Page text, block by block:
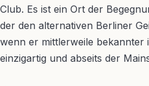
Club. Es ist ein Ort der
der den alternativen Berliner
wenn er mittlerweile bekannter
einzigartig und abseits der